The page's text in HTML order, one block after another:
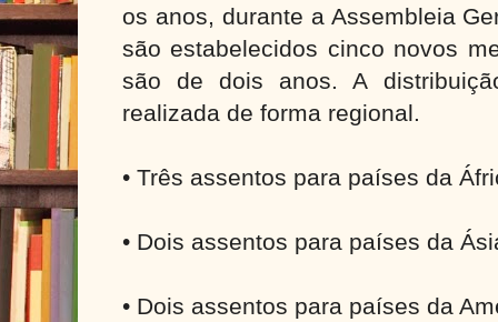
os anos, durante a Assembleia
são estabelecidos cinco novos
são de dois anos. A
realizada de forma regional.
• Três assentos para países da
• Dois assentos para países da
• Dois assentos para países da